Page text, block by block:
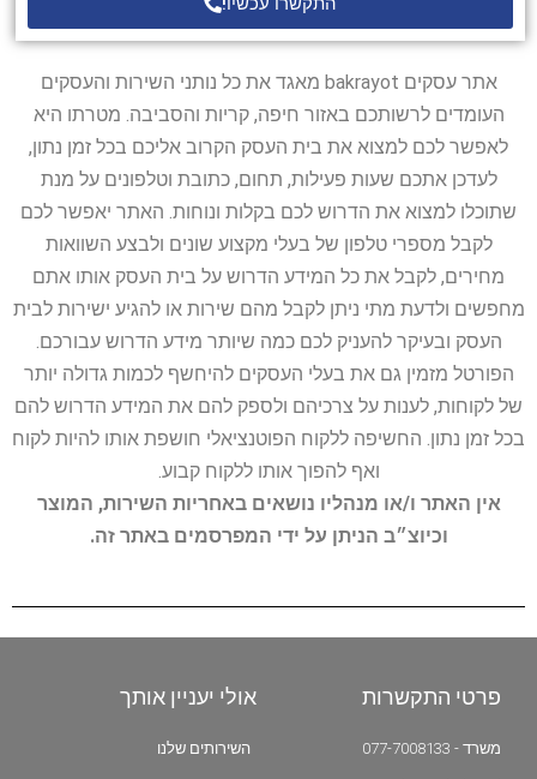
אתר עסקים bakrayot מאגד את כל נותני השירות והעסקים
העומדים לרשותכם באזור חיפה, קריות והסביבה. מטרתו היא
לאפשר לכם למצוא את בית העסק הקרוב אליכם בכל זמן נתון,
לעדכן אתכם שעות פעילות, תחום, כתובת וטלפונים על מנת
שתוכלו למצוא את הדרוש לכם בקלות ונוחות. האתר יאפשר לכם
לקבל מספרי טלפון של בעלי מקצוע שונים ולבצע השוואות
מחירים, לקבל את כל המידע הדרוש על בית העסק אותו אתם
מחפשים ולדעת מתי ניתן לקבל מהם שירות או להגיע ישירות לבית
העסק ובעיקר להעניק לכם כמה שיותר מידע הדרוש עבורכם.
הפורטל מזמין גם את בעלי העסקים להיחשף לכמות גדולה יותר
של לקוחות, לענות על צרכיהם ולספק להם את המידע הדרוש להם
בכל זמן נתון. החשיפה ללקוח הפוטנציאלי חושפת אותו להיות לקוח
ואף להפוך אותו ללקוח קבוע.
אין האתר ו/או מנהליו נושאים באחריות השירות, המוצר
וכיוצ״ב הניתן על ידי המפרסמים באתר זה.
פרטי התקשרות
משרד - 077-7008133
אולי יעניין אותך
השירותים שלנו